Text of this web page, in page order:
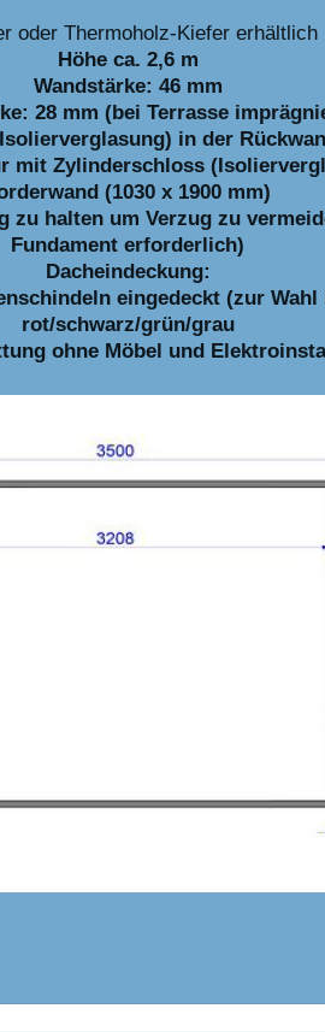
oder Thermoholz-Kiefer erhältlich
Höhe ca. 2,6 m
Wandstärke: 46 mm
28 mm (bei Terrasse
in der
mit Zylinderschloss
(1030 x 1900 mm)
zu halten um Verzug zu
Fundament erforderlich)
Dacheindeckung:
eingedeckt (zur Wahl
rot/schwarz/grün/grau
ohne Möbel und